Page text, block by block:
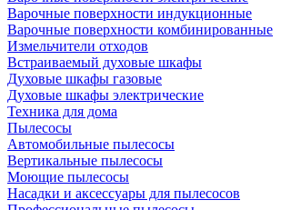
Варочные поверхности индукционные
Варочные поверхности комбинированные
Измельчители отходов
Встраиваемый духовые шкафы
Духовые шкафы газовые
Духовые шкафы электрические
Техника для дома
Пылесосы
Автомобильные пылесосы
Вертикальные пылесосы
Моющие пылесосы
Насадки и аксессуары для пылесосов